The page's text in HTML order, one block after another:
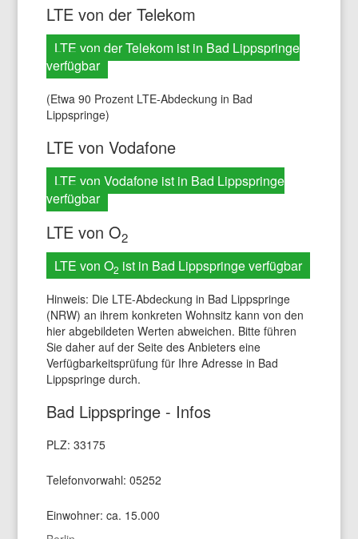
LTE von der Telekom
LTE von der Telekom ist in Bad Lippspringe
verfügbar
(Etwa 90 Prozent LTE-Abdeckung in Bad
Lippspringe)
LTE von Vodafone
LTE von Vodafone ist in Bad Lippspringe
verfügbar
LTE von O2
LTE von O2 ist in Bad Lippspringe verfügbar
Hinweis: Die LTE-Abdeckung in Bad Lippspringe
(NRW) an ihrem konkreten Wohnsitz kann von den
hier abgebildeten Werten abweichen. Bitte führen
Sie daher auf der Seite des Anbieters eine
Verfügbarkeitsprüfung für Ihre Adresse in Bad
Lippspringe durch.
Bad Lippspringe - Infos
PLZ: 33175
Telefonvorwahl: 05252
Einwohner: ca. 15.000